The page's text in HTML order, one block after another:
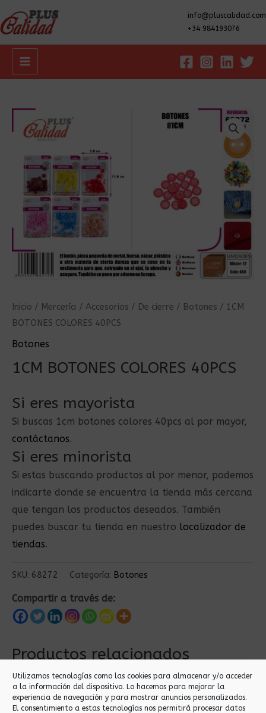
Utilizamos tecnologías como las cookies para almacenar y/o acceder
a la información del dispositivo. Lo hacemos para mejorar la
experiencia de navegación y para mostrar anuncios personalizados.
El consentimiento a estas tecnologías nos permitirá procesar datos
info@pluscalidad.com
+34 984193076
Main
Inicio / Mercería / Accesorios / De cierre / Botones / 1CM
BOTONES COLORES 40PCS
Botones
1CM BOTONES COLORES 40PCS
Si eres mayorista
Si buscas 1cm botones colores 40pcs al por mayor,
contáctanos.
Si eres minorista
Si estas buscando productos al por menor, podemos
indicarte donde se encuentra la tienda más cercana
que tengan los productos deseados. También
puedes buscar tu tienda en nuestro localizador de
tiendas.
SKU: 68272 Categoría: Botones
Compartir a través de:
Productos relacionados